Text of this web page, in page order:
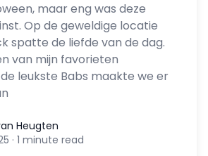
maar eng was deze
Op de geweldige locatie
spatte de liefde van de dag.
van mijn favorieten
leukste Babs maakte we er
Heugten
· 1 minute read